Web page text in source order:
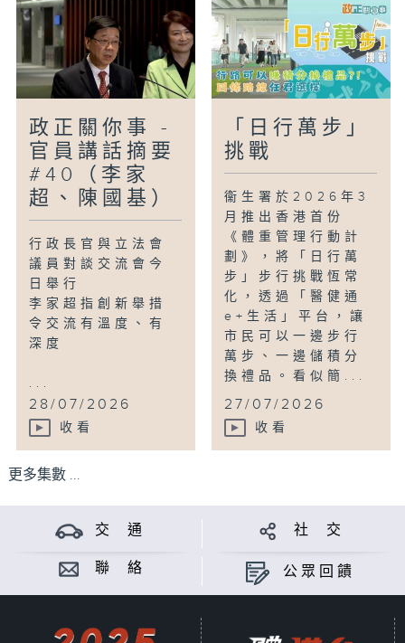
政正關你事 -
官員講話摘要
#40（李家
超、陳國基）
行政長官與立法會
議員對談交流會今
日舉行
李家超指創新舉措
令交流有溫度、有
深度
...
28/07/2026
收看
「日行萬步」
挑戰
衞生署於2026年3
月推出香港首份
《體重管理行動計
劃》，將「日行萬
步」步行挑戰恆常
化，透過「醫健通
e+生活」平台，讓
市民可以一邊步行
萬步、一邊儲積分
換禮品。看似簡...
27/07/2026
收看
更多集數 ...
交 通 社 交
聯 絡 公眾回饋